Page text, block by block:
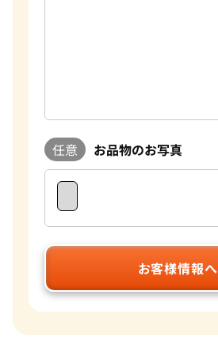
任意 お品物のお写真
お客様情報へ